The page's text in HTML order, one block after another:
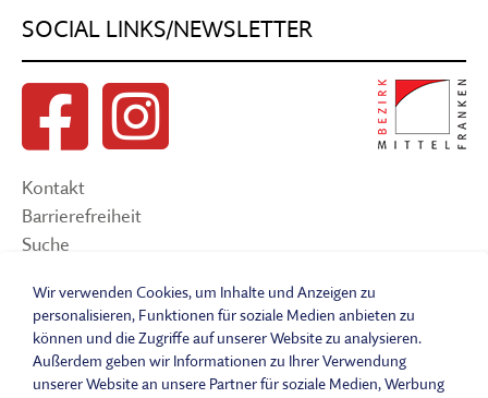
SOCIAL LINKS/NEWSLETTER
Kontakt
Barrierefreiheit
Suche
Impressum
Datenschutzerklärung
Barrierefreiheitserklärung
Leichte Sprache
Wir verwenden Cookies, um Inhalte und Anzeigen zu
personalisieren, Funktionen für soziale Medien anbieten zu
können und die Zugriffe auf unserer Website zu analysieren.
Außerdem geben wir Informationen zu Ihrer Verwendung
unserer Website an unsere Partner für soziale Medien, Werbung